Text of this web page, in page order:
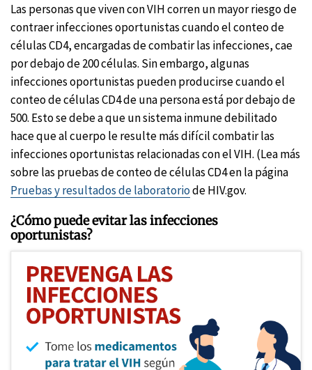
Las personas que viven con VIH corren un mayor riesgo de
contraer infecciones oportunistas cuando el conteo de
células CD4, encargadas de combatir las infecciones, cae
por debajo de 200 células. Sin embargo, algunas
infecciones oportunistas pueden producirse cuando el
conteo de células CD4 de una persona está por debajo de
500. Esto se debe a que un sistema inmune debilitado
hace que al cuerpo le resulte más difícil combatir las
infecciones oportunistas relacionadas con el VIH. (Lea más
sobre las pruebas de conteo de células CD4 en la página
Pruebas y resultados de laboratoriode HIV.gov.
¿Cómo puede evitar las infecciones
oportunistas?